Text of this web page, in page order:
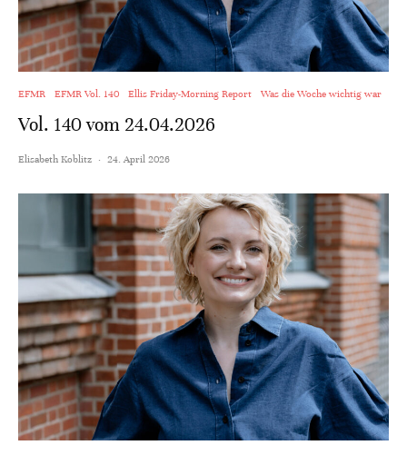
EFMR EFMR Vol. 140 Ellis Friday-Morning Report Was die Woche wichtig war
Vol. 140 vom 24.04.2026
Elisabeth Koblitz · 24. April 2026